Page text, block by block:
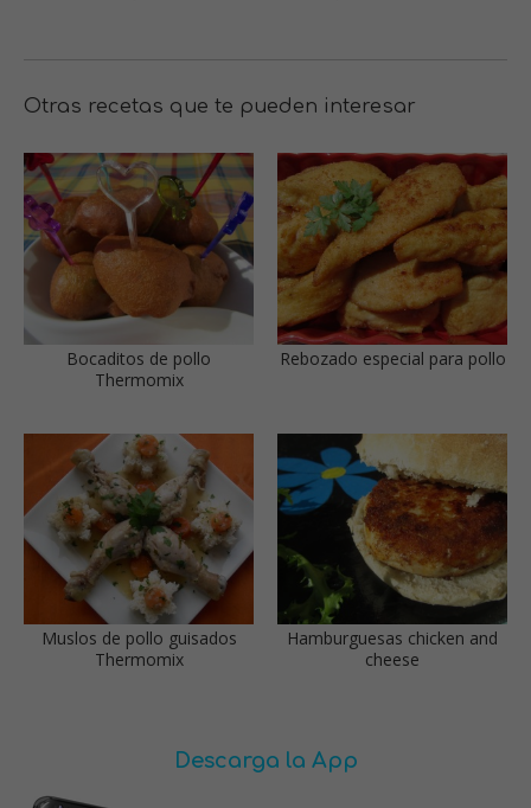
Otras recetas que te pueden interesar
Bocaditos de pollo
Thermomix
Rebozado especial para pollo
Muslos de pollo guisados
Thermomix
Hamburguesas chicken and
cheese
Descarga la App